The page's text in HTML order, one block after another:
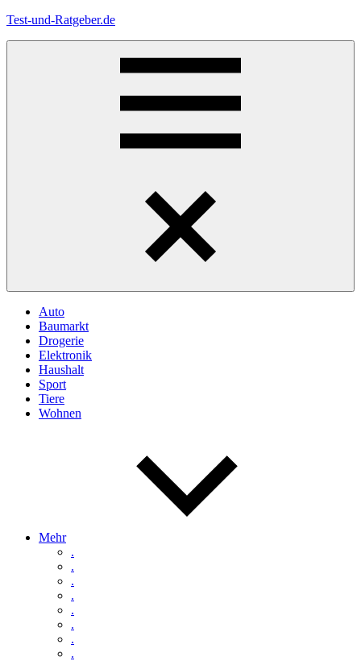
Zum
Test-und-Ratgeber.de
Auto
Baumarkt
Drogerie
Elektronik
Haushalt
Sport
Tiere
Wohnen
Mehr
.
.
.
.
.
.
.
.